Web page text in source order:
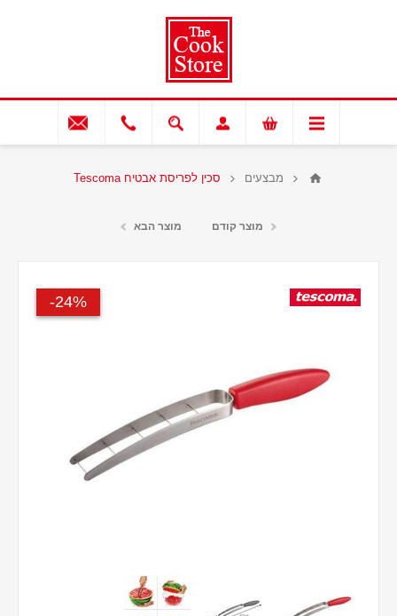
מבצעים סכין לפריסת אבטיח Tescoma
מוצר קודם מוצר הבא
24%-